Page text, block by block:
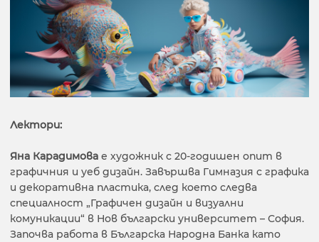
Лектори:
Яна Карадимова е художник с 20-годишен опит в
графичния и уеб дизайн. Завършва Гимназия с графика
и декоративна пластика, след което следва
специалност „Графичен дизайн и визуални
комуникации“ в Нов български университет – София.
Започва работа в Българска Народна Банка като